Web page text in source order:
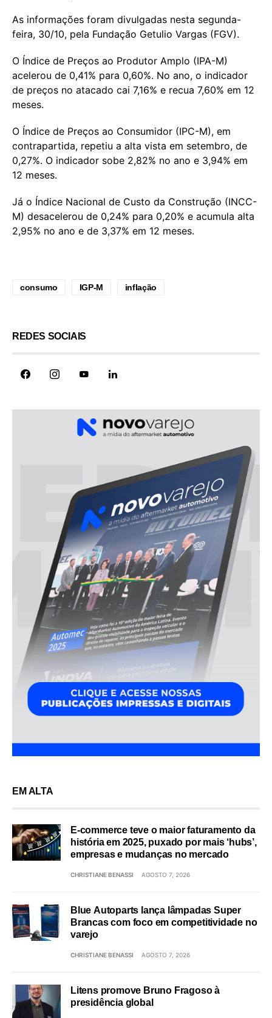
As informações foram divulgadas nesta segunda-
feira, 30/10, pela Fundação Getulio Vargas (FGV).
O Índice de Preços ao Produtor Amplo (IPA-M)
acelerou de 0,41% para 0,60%. No ano, o indicador
de preços no atacado cai 7,16% e recua 7,60% em 12
meses.
O Índice de Preços ao Consumidor (IPC-M), em
contrapartida, repetiu a alta vista em setembro, de
0,27%. O indicador sobe 2,82% no ano e 3,94% em
12 meses.
Já o Índice Nacional de Custo da Construção (INCC-
M) desacelerou de 0,24% para 0,20% e acumula alta
2,95% no ano e de 3,37% em 12 meses.
consumo IGP-M inflação
REDES SOCIAIS
EM ALTA
E-commerce teve o maior faturamento da
história em 2025, puxado por mais ‘hubs’,
empresas e mudanças no mercado
CHRISTIANE BENASSI AGOSTO 7, 2026
Blue Autoparts lança lâmpadas Super
Brancas com foco em competitividade no
varejo
CHRISTIANE BENASSI AGOSTO 7, 2026
Litens promove Bruno Fragoso à
presidência global